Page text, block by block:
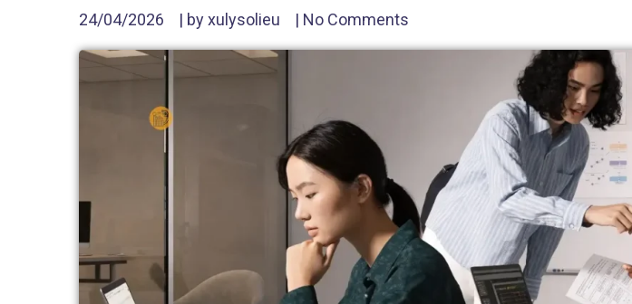
24/04/2026 | byxulysolieu | No Comments